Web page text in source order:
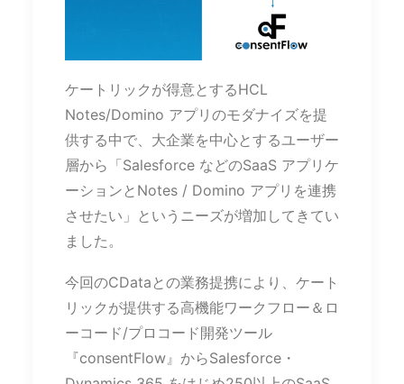
ケートリックが得意とするHCL
Notes/Domino アプリのモダナイズを提
供する中で、大企業を中心とするユーザー
層から「Salesforce などのSaaS アプリケ
ーションとNotes / Domino アプリを連携
させたい」というニーズが増加してきてい
ました。
今回のCDataとの業務提携により、ケート
リックが提供する高機能ワークフロー＆ロ
ーコード/プロコード開発ツール
『consentFlow』からSalesforce・